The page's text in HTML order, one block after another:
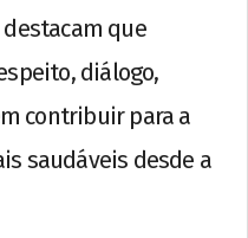
que
diálogo,
contribuir para a
saudáveis desde a